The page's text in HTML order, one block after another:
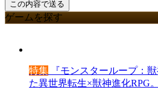
ゲームを探す
特集 『モンスターループ：
た異世界転生×獣神進化RPG